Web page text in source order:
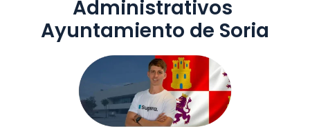
Administrativos
Ayuntamiento de Soria